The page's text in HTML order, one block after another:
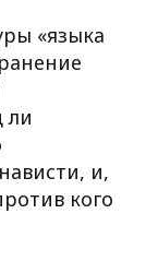
«языка
ли
и,
кого